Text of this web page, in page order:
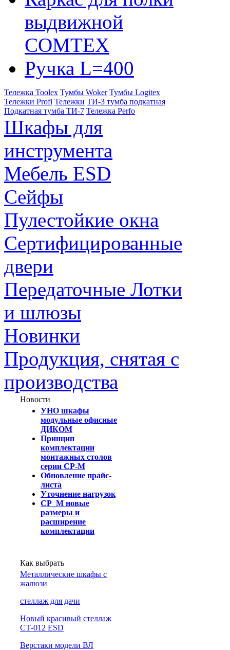
выдвижной
COMTEX
Ручка L=400
Тележка Toolex Тумбы Woker Тумбы Logitex
Тележки Profi Тележки ТИ-3 тумба подкатная
Подкатная тумба ТИ-7 Тележка Perfo
Шкафы для
инструмента
Мебель ESD
Сейфы
Пулестойкие окна
Сертифицированные
двери
Передаточные Лотки
и шлюзы
Новинки
Продукция, снятая с
производства
Новости
УНО шкафы
модульные офисные
ДИКОМ
Принцип
комплектации
монтажных столов
серии СР-М
Обновление прайс-
листа
Уточнение нагрузок
СР_М новые
размеры и
расширение
комплектации
Как выбрать
Металлические шкафы с
жалюзи
cтеллаж для дачи
Новый красивый стеллаж
СТ-012 ESD
Верстаки модели ВЛ